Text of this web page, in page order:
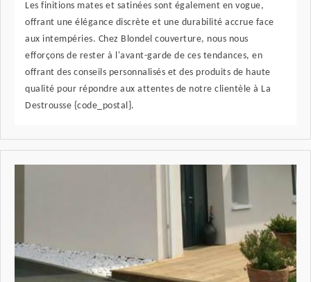
Les finitions mates et satinées sont également en vogue,
offrant une élégance discrète et une durabilité accrue face
aux intempéries. Chez Blondel couverture, nous nous
efforçons de rester à l'avant-garde de ces tendances, en
offrant des conseils personnalisés et des produits de haute
qualité pour répondre aux attentes de notre clientèle à La
Destrousse {code_postal}.